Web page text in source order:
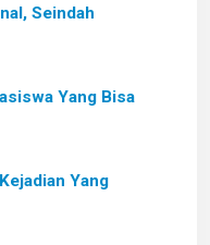
Seindah
Yang Bisa
Yang